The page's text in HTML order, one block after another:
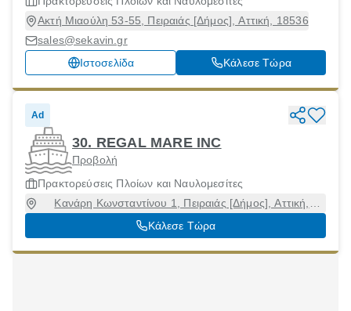
Ακτή Μιαούλη 53-55, Πειραιάς [Δήμος], Αττική, 18536
sales@sekavin.gr
Ιστοσελίδα
Κάλεσε Τώρα
Ad
30. REGAL MARE INC
Προβολή
Πρακτορεύσεις Πλοίων και Ναυλομεσίτες
Κανάρη Κωνσταντίνου 1, Πειραιάς [Δήμος], Αττική,
18538
Κάλεσε Τώρα